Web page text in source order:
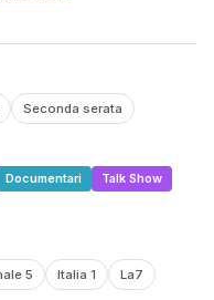
Seconda serata
Documentari
Talk Show
5 Italia 1
La7